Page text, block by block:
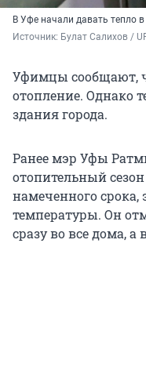
В Уфе начали давать тепло
Источник: Булат Салихов /
Уфимцы сообщают,
отопление. Однако
здания города.
Ранее мэр Уфы
отопительный
намеченного
температуры. Он
сразу во все дома, а